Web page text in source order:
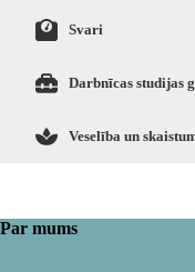
Svari
Darbnīcas studijas
Veselība un
Par mums